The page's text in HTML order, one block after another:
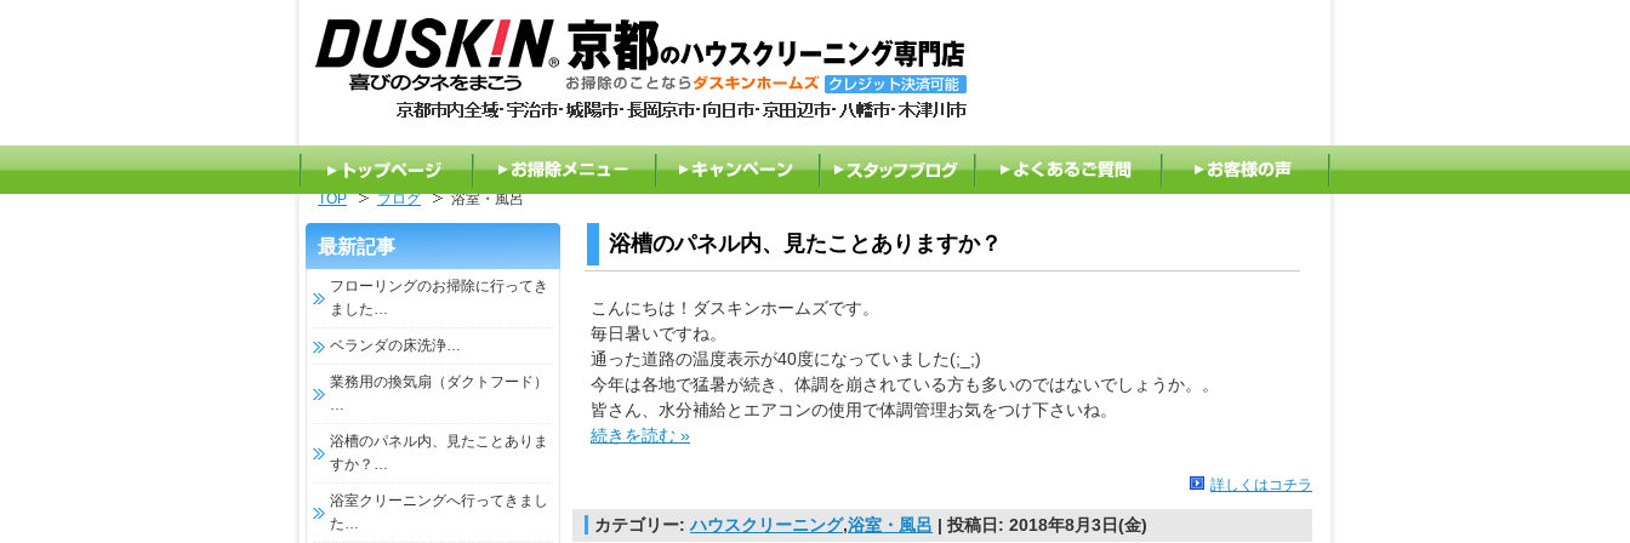
TOP ブログ 浴室・風呂
最新記事
フローリングのお掃除に行ってき
ました…
ベランダの床洗浄…
業務用の換気扇（ダクトフード）
…
浴槽のパネル内、見たことありま
すか？…
浴室クリーニングへ行ってきまし
た…
浴槽のパネル内、見たことありますか？
こんにちは！ダスキンホームズです。
毎日暑いですね。
通った道路の温度表示が40度になっていました(;_;)
今年は各地で猛暑が続き、体調を崩されている方も多いのではないでしょうか。。
皆さん、水分補給とエアコンの使用で体調管理お気をつけ下さいね。
続きを読む »
詳しくはコチラ
カテゴリー:ハウスクリーニング,浴室・風呂 | 投稿日: 2018年8月3日(金)
トップページ お掃除メニュー